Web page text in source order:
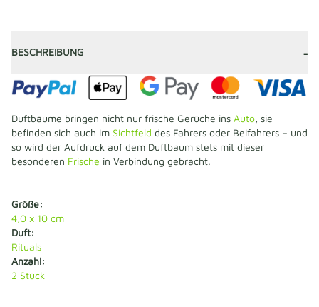
BESCHREIBUNG -
Duftbäume bringen nicht nur frische Gerüche ins Auto, sie
befinden sich auch im Sichtfeld des Fahrers oder Beifahrers – und
so wird der Aufdruck auf dem Duftbaum stets mit dieser
besonderen Frische in Verbindung gebracht.
Größe:
4,0 x 10 cm
Duft:
Rituals
Anzahl:
2 Stück